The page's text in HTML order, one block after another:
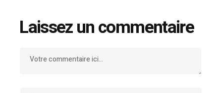
Laissez un commentaire